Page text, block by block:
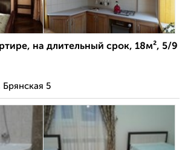
на длительный срок, 18м², 5/9
5